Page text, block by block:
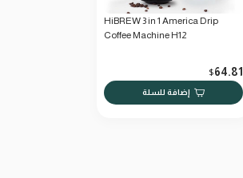
HiBREW 3 in 1 America Drip
Coffee Machine H12
64.81
$
إضافة للسلة